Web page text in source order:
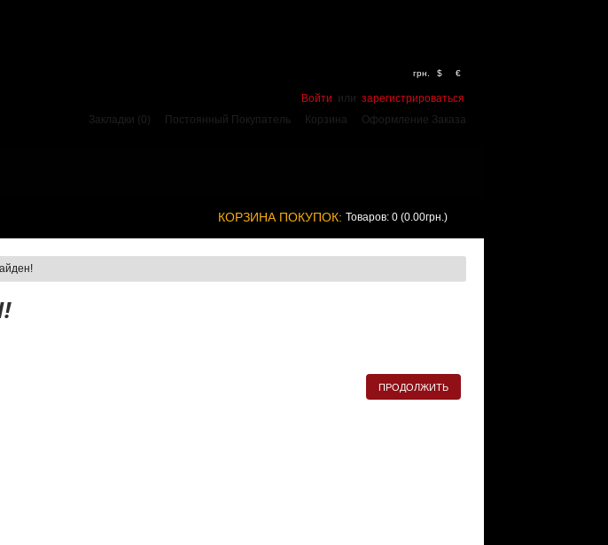
грн. $ €
Войти или зарегистрироваться
Закладки (0)
Постоянный Покупатель Корзина Оформление Заказа
КОРЗИНА ПОКУПОК: Товаров: 0 (0.00грн.)
ПРОДОЛЖИТЬ